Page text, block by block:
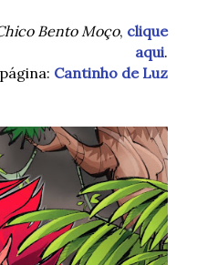
Bento Moço, clique
aqui.
Cantinho de Luz